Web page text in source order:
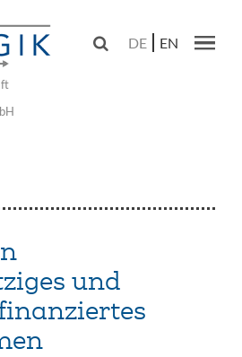
 DE EN
und